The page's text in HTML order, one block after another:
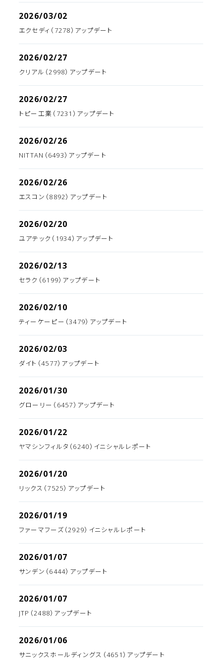
2026/03/02
エクセディ（7278）アップデート
2026/02/27
クリアル（2998）アップデート
2026/02/27
トピー工業（7231）アップデート
2026/02/26
NITTAN（6493）アップデート
2026/02/26
エスコン（8892）アップデート
2026/02/20
ユアテック（1934）アップデート
2026/02/13
セラク（6199）アップデート
2026/02/10
ティーケーピー（3479）アップデート
2026/02/03
ダイト（4577）アップデート
2026/01/30
グローリー（6457）アップデート
2026/01/22
ヤマシンフィルタ（6240）イニシャルレポート
2026/01/20
リックス（7525）アップデート
2026/01/19
ファーマフーズ（2929）イニシャルレポート
2026/01/07
サンデン（6444）アップデート
2026/01/07
JTP（2488）アップデート
2026/01/06
サニックスホールディングス（4651）アップデート